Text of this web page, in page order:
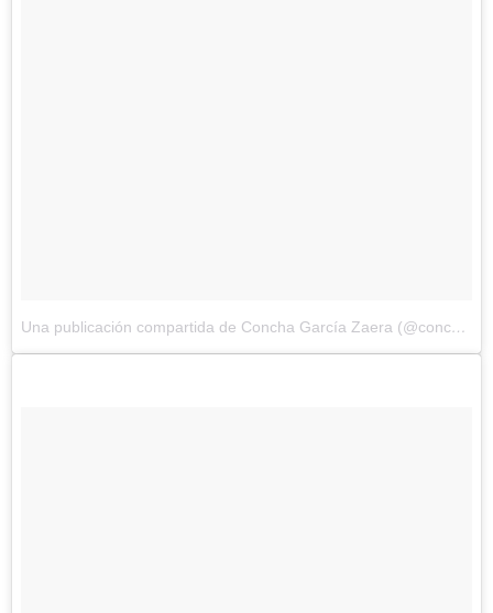
Una publicación compartida de Concha García Zaera (@conchagzaera)